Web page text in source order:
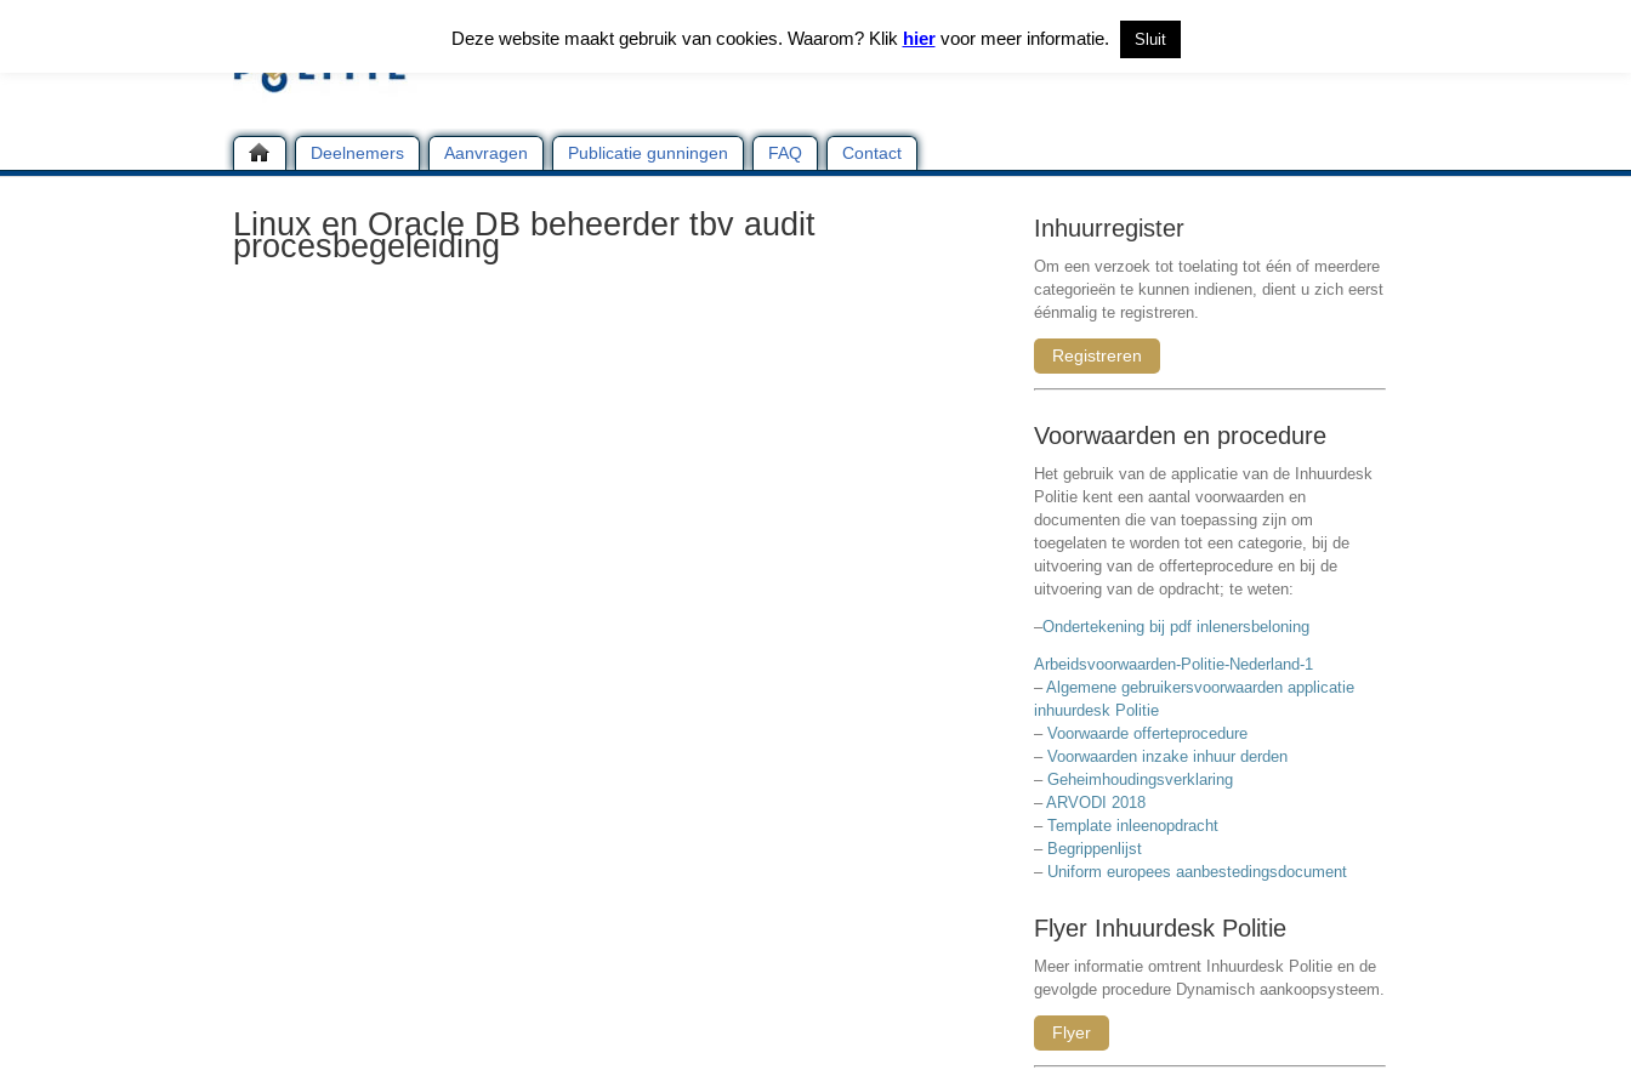
Deelnemers Aanvragen Publicatie gunningen FAQ Contact
Linux en Oracle DB beheerder tbv audit
procesbegeleiding Inhuurregister
Om een verzoek tot toelating tot één of meerdere
categorieën te kunnen indienen, dient u zich eerst
éénmalig te registreren.
Registreren
Voorwaarden en procedure
Het gebruik van de applicatie van de Inhuurdesk
Politie kent een aantal voorwaarden en
documenten die van toepassing zijn om
toegelaten te worden tot een categorie, bij de
uitvoering van de offerteprocedure en bij de
uitvoering van de opdracht; te weten:
–Ondertekening bij pdf inlenersbeloning
Arbeidsvoorwaarden-Politie-Nederland-1
–Algemene gebruikersvoorwaarden applicatie
inhuurdesk Politie
– Voorwaarde offerteprocedure
– Voorwaarden inzake inhuur derden
– Geheimhoudingsverklaring
–ARVODI 2018
– Template inleenopdracht
– Begrippenlijst
– Uniform europees aanbestedingsdocument
Flyer Inhuurdesk Politie
Meer informatie omtrent Inhuurdesk Politie en de
gevolgde procedure Dynamisch aankoopsysteem.
Flyer
Deze website maakt gebruik van cookies. Waarom? Klik hiervoor meer informatie. Sluit